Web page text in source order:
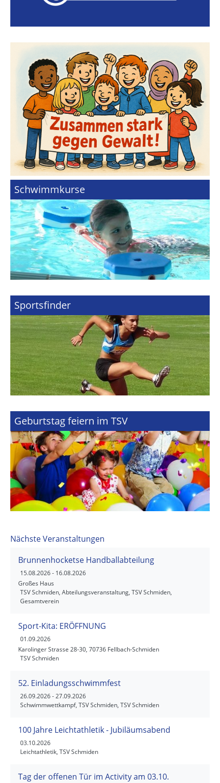
Schwimmkurse
Sportsfinder
Geburtstag feiern im TSV
Nächste Veranstaltungen
Brunnenhocketse Handballabteilung
15.08.2026- 16.08.2026
Großes Haus
TSV Schmiden, Abteilungsveranstaltung, TSV Schmiden,
Gesamtverein
Sport-Kita: ERÖFFNUNG
01.09.2026
Karolinger Strasse 28-30, 70736 Fellbach-Schmiden
TSV Schmiden
52. Einladungsschwimmfest
26.09.2026- 27.09.2026
Schwimmwettkampf, TSV Schmiden, TSV Schmiden
100 Jahre Leichtathletik - Jubiläumsabend
03.10.2026
Leichtathletik, TSV Schmiden
Tag der offenen Tür im Activity am 03.10.